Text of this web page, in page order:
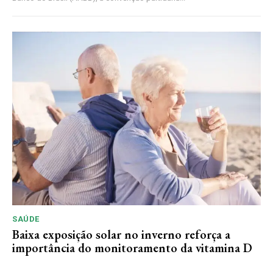
SAÚDE
Baixa exposição solar no inverno reforça a
importância do monitoramento da vitamina D